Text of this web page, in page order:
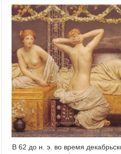
В 62 до н. э. во время